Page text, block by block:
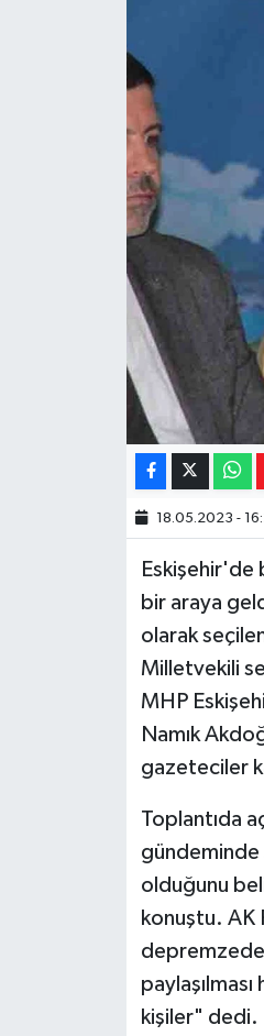
18.05.2023 -
Eskişehir'de
bir araya
olarak
Milletvekili
MHP
Namık
gazeteciler
Toplantıda
gündeminde
olduğunu
konuştu. AK
kişiler" dedi.
Resmi ilanlar